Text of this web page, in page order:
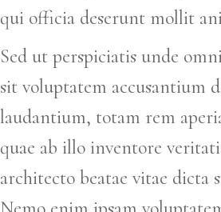
qui officia deserunt mollit
Sed ut perspiciatis unde
sit voluptatem accusantium
laudantium, totam rem
quae ab illo inventore
architecto beatae vitae dicta